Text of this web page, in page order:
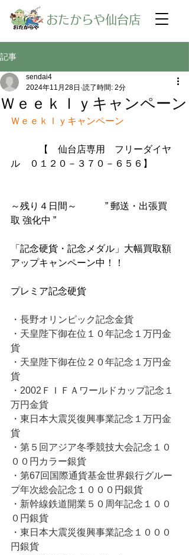
​おたからや仙台店
記事
Ｗｅｅｋｌｙキャンペーン
sendai4
2024年11月28日 読了時間: 2分
Ｗｅｅｋｌｙキャンペーン
【　仙台店専用　フリーダイヤ
ル　０１２０－３７０－６５６】
～残り４日間～　　　” 郵送・出張買
取 強化中 ”
「記念硬貨・記念メダル」大幅買取額
アップキャンペーン中！！
プレミア記念硬貨
・長野オリンピック記念金貨
・天皇陛下御在位１０年記念１万円金
貨
・天皇陛下御在位２０年記念１万円金
貨
・2002ＦＩＦＡワールドカップ記念１
万円金貨
・東日本大震災復興事業記念１万円金
貨
・第５回アジア冬季競技大会記念１０
００円カラー銀貨
・第67回国際通貨基金世界銀行グルー
プ年次総会記念１０００円銀貨
・新幹線鉄道開業５０周年記念１００
０円銀貨
・東日本大震災復興事業記念１０００
円銀貨